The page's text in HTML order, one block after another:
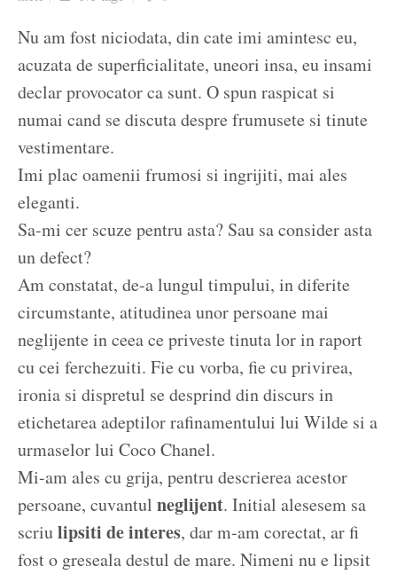
Nu am fost niciodata, din cate imi amintesc eu,
acuzata de superficialitate, uneori insa, eu insami
declar provocator ca sunt. O spun raspicat si
numai cand se discuta despre frumusete si tinute
vestimentare.
Imi plac oamenii frumosi si ingrijiti, mai ales
eleganti.
Sa-mi cer scuze pentru asta? Sau sa consider asta
un defect?
Am constatat, de-a lungul timpului, in diferite
circumstante, atitudinea unor persoane mai
neglijente in ceea ce priveste tinuta lor in raport
cu cei ferchezuiti. Fie cu vorba, fie cu privirea,
ironia si dispretul se desprind din discurs in
etichetarea adeptilor rafinamentului lui Wilde si a
urmaselor lui Coco Chanel.
Mi-am ales cu grija, pentru descrierea acestor
persoane, cuvantul neglijent. Initial alesesem sa
scriulipsiti de interes, dar m-am corectat, ar fi
fost o greseala destul de mare. Nimeni nu e lipsit